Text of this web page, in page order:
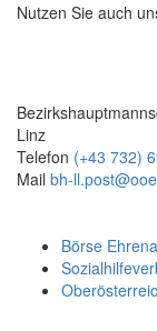
Nutzen Sie auch
Linz
Telefon (+43 732)
Mail bh-
Börse